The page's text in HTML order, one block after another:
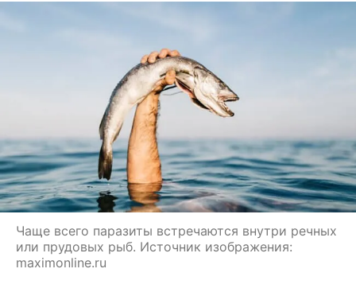
Чаще всего паразиты встречаются внутри речных
или прудовых рыб. Источник изображения:
maximonline.ru